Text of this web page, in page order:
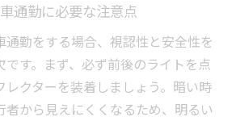
通勤に必要な注意点
勤をする場合、視認性と安全性を
す。まず、必ず前後のライトを点
レクターを装着しましょう。暗い時
者から見えにくくなるため、明るい